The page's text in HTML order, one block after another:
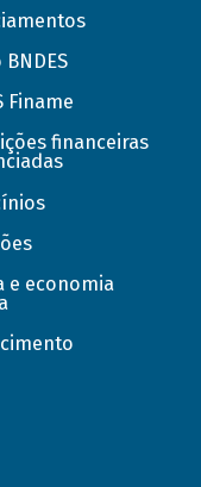
Finame
financeiras
e economia